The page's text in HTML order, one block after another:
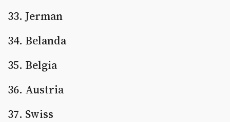
33. Jerman
34. Belanda
35. Belgia
36. Austria
37. Swiss